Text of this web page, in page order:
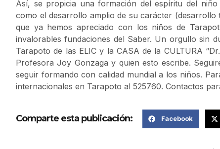
Así, se propicia una formación del espíritu del
como el desarrollo amplio de su carácter (desarrollo
que ya hemos apreciado con los niños de
invalorables fundaciones del Saber. Un orgullo sin
Tarapoto de las ELIC y la CASA de la CULTURA
Profesora Joy Gonzaga y quien esto escribe.
seguir formando con calidad mundial a los niños.
internacionales en Tarapoto al 525760. Contactos
Comparte esta publicación: Facebook